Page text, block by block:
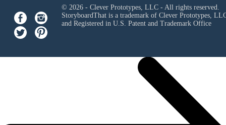
© 2026 - Clever Prototypes, LLC - All rights reserved.
StoryboardThat is a trademark of Clever Prototypes,
and Registered in U.S. Patent and Trademark Office